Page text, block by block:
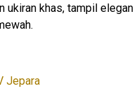
ukiran khas, tampil
Jepara